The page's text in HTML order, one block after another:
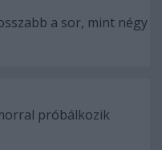
a sor, mint négy
próbálkozik